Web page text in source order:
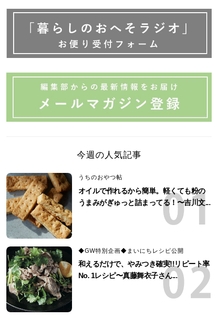
今週の人気記事
うちのおやつ帖
オイルで作れるから簡単。軽くても粉の
うまみがぎゅっと詰まってる！〜吉川文...
◆GW特別企画◆まいにちレシピ公開
和えるだけで、やみつき確実!!リピート率
No. 1レシピ〜真藤舞衣子さん...